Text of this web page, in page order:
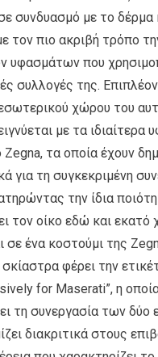
συνδυασμό με το δέρμα
τον πιο ακριβή τρόπο
υφασμάτων που
συλλογές της.
χώρου του
με τα ιδιαίτερα
τα οποία έχουν
για τη συγκεκριμένη
την ίδια
τον οίκο εδώ και εκατό
σε ένα κοστούμι της
φέρει την
for Maserati”, η
τη συνεργασία των δύο
διακριτικά στους